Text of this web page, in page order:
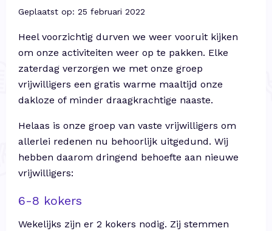
Geplaatst op: 25 februari 2022
Heel voorzichtig durven we weer vooruit kijken
om onze activiteiten weer op te pakken. Elke
zaterdag verzorgen we met onze groep
vrijwilligers een gratis warme maaltijd onze
dakloze of minder draagkrachtige naaste.
Helaas is onze groep van vaste vrijwilligers om
allerlei redenen nu behoorlijk uitgedund. Wij
hebben daarom dringend behoefte aan nieuwe
vrijwilligers:
6-8 kokers
Wekelijks zijn er 2 kokers nodig. Zij stemmen